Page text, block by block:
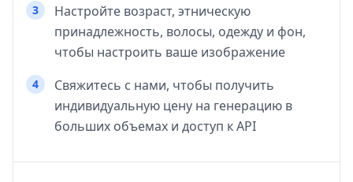
3
Настройте возраст, этническую
принадлежность, волосы, одежду и фон,
чтобы настроить ваше изображение
4
Свяжитесь с нами, чтобы получить
индивидуальную цену на генерацию в
больших объемах и доступ к API